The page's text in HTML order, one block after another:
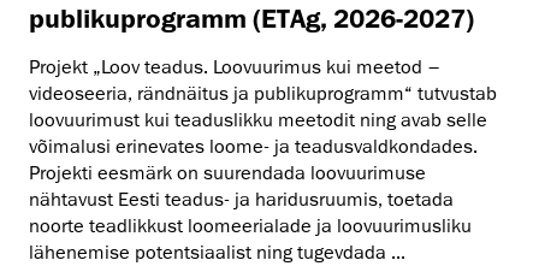
publikuprogramm (ETAg, 2026-2027)
Projekt „Loov teadus. Loovuurimus kui meetod –
videoseeria, rändnäitus ja publikuprogramm“ tutvustab
loovuurimust kui teaduslikku meetodit ning avab selle
võimalusi erinevates loome- ja teadusvaldkondades.
Projekti eesmärk on suurendada loovuurimuse
nähtavust Eesti teadus- ja haridusruumis, toetada
noorte teadlikkust loomeerialade ja loovuurimusliku
lähenemise potentsiaalist ning tugevdada ...